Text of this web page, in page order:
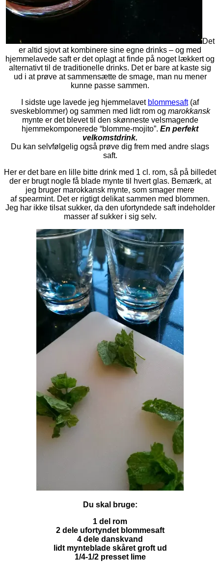
Det
er altid sjovt at kombinere sine egne drinks – og med
hjemmelavede saft er det oplagt at finde på noget lækkert og
alternativt til de traditionelle drinks. Det er bare at kaste sig
ud i at prøve at sammensætte de smage, man nu mener
kunne passe sammen.
I sidste uge lavede jeg hjemmelavet blommesaft(af
sveskeblommer) og sammen med lidt rom og marokkansk
mynte er det blevet til den skønneste velsmagende
hjemmekomponerede “blomme-mojito”. En perfekt
velkomstdrink.
Du kan selvfølgelig også prøve dig frem med andre slags
saft.
Her er det bare en lille bitte drink med 1 cl. rom, så på billedet
der er brugt nogle få blade mynte til hvert glas. Bemærk, at
jeg bruger marokkansk mynte, som smager mere
af spearmint. Det er rigtigt delikat sammen med blommen.
Jeg har ikke tilsat sukker, da den ufortyndede saft indeholder
masser af sukker i sig selv.
Du skal bruge:
1 del rom
2 dele ufortyndet blommesaft
4 dele danskvand
lidt mynteblade skåret groft ud
1/4-1/2 presset lime